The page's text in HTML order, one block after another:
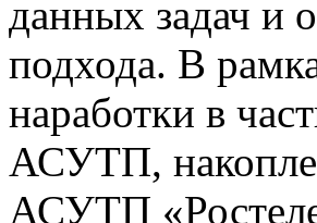
данных задач и
подхода. В
наработки в
АСУТП,
АСУТП